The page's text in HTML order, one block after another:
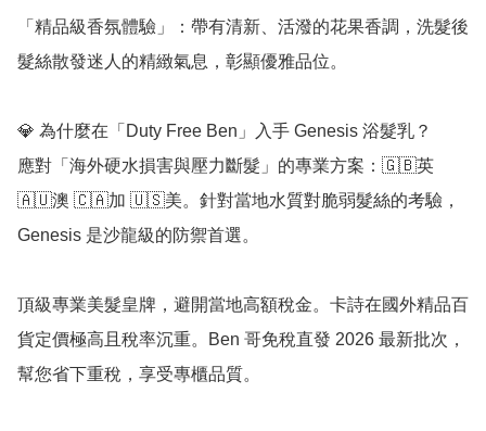
「精品級香氛體驗」：帶有清新、活潑的花果香調，洗髮後
髮絲散發迷人的精緻氣息，彰顯優雅品位。
💎 為什麼在「Duty Free Ben」入手 Genesis 浴髮乳？
應對「海外硬水損害與壓力斷髮」的專業方案：🇬🇧英
🇦🇺澳 🇨🇦加 🇺🇸美。針對當地水質對脆弱髮絲的考驗，
Genesis 是沙龍級的防禦首選。
頂級專業美髮皇牌，避開當地高額稅金。卡詩在國外精品百
貨定價極高且稅率沉重。Ben 哥免稅直發 2026 最新批次，
幫您省下重稅，享受專櫃品質。